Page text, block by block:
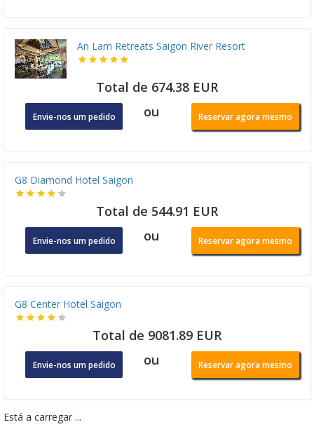
An Lam Retreats Saigon River Resort
Total de 674.38 EUR
Envie-nos um pedido ou Reservar agora mesmo
G8 Diamond Hotel Saigon
Total de 544.91 EUR
Envie-nos um pedido ou Reservar agora mesmo
G8 Center Hotel Saigon
Total de 9081.89 EUR
Envie-nos um pedido ou Reservar agora mesmo
Está a carregar ...